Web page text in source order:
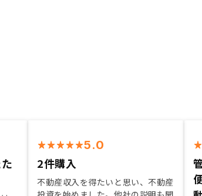
5.0
2件購入
不動産収入を得たいと思い、不動産